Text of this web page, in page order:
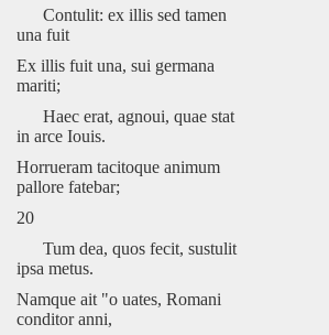
Contulit: ex illis sed tamen
una fuit
Ex illis fuit una, sui germana
mariti;
Haec erat, agnoui, quae stat
in arce Iouis.
Horrueram tacitoque animum
pallore fatebar;
20
Tum dea, quos fecit, sustulit
ipsa metus.
Namque ait "o uates, Romani
conditor anni,